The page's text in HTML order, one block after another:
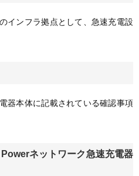
インフラ拠点として、急速充電設
器本体に記載されている確認事項
ネットワーク急速充電器